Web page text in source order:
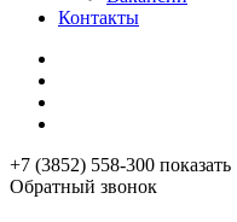
Контакты
+7 (3852) 558-300 показать
Обратный звонок